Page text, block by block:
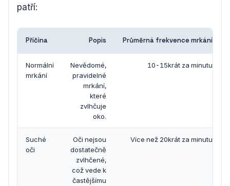
patří:
Příčina Popis Průměrná frekvence mrkání
Normální
mrkání
Nevědomé,
pravidelné
mrkání,
které
zvlhčuje
oko.
10-15krát za minutu
Suché
oči
Oči nejsou
dostatečně
zvlhčené,
což vede k
častějšímu
Více než 20krát za minutu